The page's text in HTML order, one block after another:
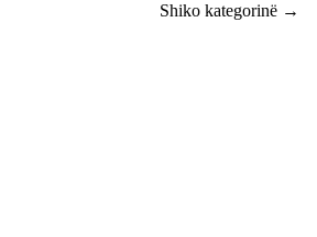
Shiko kategorinë →